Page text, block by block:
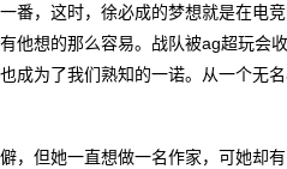
番，这时，徐必成的梦想就是在电
他想的那么容易。战队被ag超玩会
成为了我们熟知的一诺。从一个无
，但她一直想做一名作家，可她却